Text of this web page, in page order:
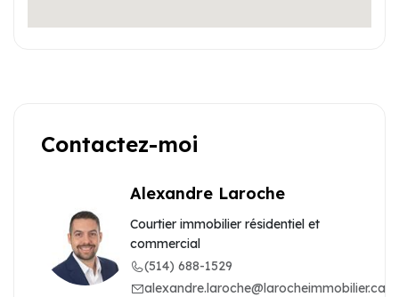
Contactez-moi
Alexandre Laroche
Courtier immobilier résidentiel et
commercial
(514) 688-1529
alexandre.laroche@larocheimmobilier.ca